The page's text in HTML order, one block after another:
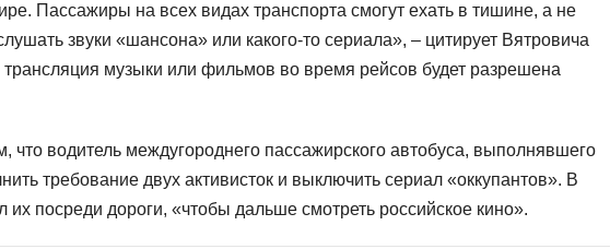
Пассажиры на всех видах транспорта смогут ехать в тишине, а не
звуки «шансона» или какого-то сериала», – цитирует Вятровича
музыки или фильмов во время рейсов будет разрешена
что водитель междугороднего пассажирского автобуса, выполнявшего
требование двух активисток и выключить сериал «оккупантов». В
их посреди дороги, «чтобы дальше смотреть российское кино».